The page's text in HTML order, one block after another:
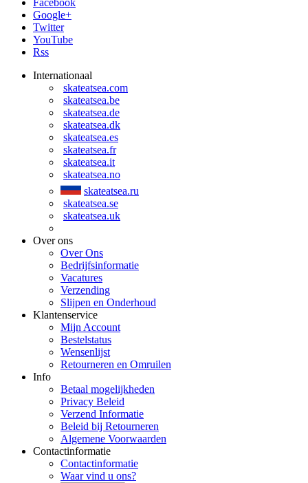
Facebook
Google+
Twitter
YouTube
Rss
Internationaal
skateatsea.com
skateatsea.be
skateatsea.de
skateatsea.dk
skateatsea.es
skateatsea.fr
skateatsea.it
skateatsea.no
skateatsea.ru
skateatsea.se
skateatsea.uk
Over ons
Over Ons
Bedrijfsinformatie
Vacatures
Verzending
Slijpen en Onderhoud
Klantenservice
Mijn Account
Bestelstatus
Wensenlijst
Retourneren en Omruilen
Info
Betaal mogelijkheden
Privacy Beleid
Verzend Informatie
Beleid bij Retourneren
Algemene Voorwaarden
Contactinformatie
Contactinformatie
Waar vind u ons?